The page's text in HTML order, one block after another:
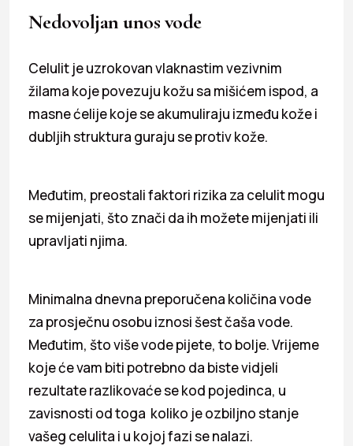
Nedovoljan unos vode
Celulit je uzrokovan vlaknastim vezivnim
žilama koje povezuju kožu sa mišićem ispod, a
masne ćelije koje se akumuliraju između kože i
dubljih struktura guraju se protiv kože.
Međutim, preostali faktori rizika za celulit mogu
se mijenjati, što znači da ih možete mijenjati ili
upravljati njima.
Minimalna dnevna preporučena količina vode
za prosječnu osobu iznosi šest čaša vode.
Međutim, što više vode pijete, to bolje. Vrijeme
koje će vam biti potrebno da biste vidjeli
rezultate razlikovaće se kod pojedinca, u
zavisnosti od toga koliko je ozbiljno stanje
vašeg celulita i u kojoj fazi se nalazi.